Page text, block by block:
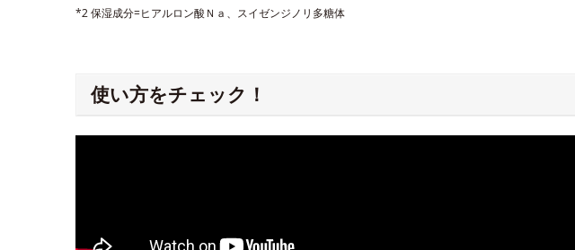
*2 保湿成分=ヒアルロン酸Ｎａ、スイゼンジノリ多糖体
使い方をチェック！